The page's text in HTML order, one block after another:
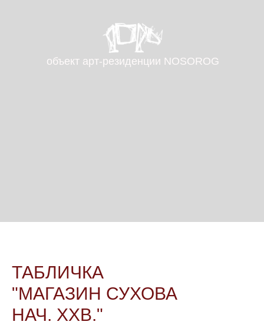
объект aрт-резиденции NOSOROG
ТАБЛИЧКА
"МАГАЗИН СУХОВА
НАЧ. ХХВ."